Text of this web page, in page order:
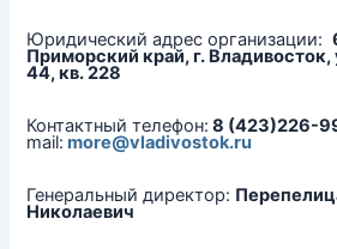
Юридический адрес организации:
Приморский край, г. Владивосток,
44, кв. 228
Контактный телефон: 8 (423)226-
mail: more@vladivostok.ru
Генеральный директор:
Николаевич